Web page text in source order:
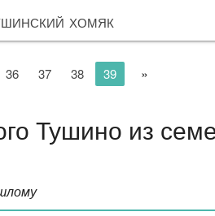
хомяк
36 37 38 39 »
Тушино из